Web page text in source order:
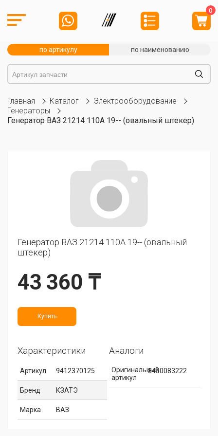
0
по артикулу по наименованию
Главная Каталог
Электрооборудование
Генераторы
Генератор ВАЗ 21214 110А 19-- (овальный штекер)
Генератор ВАЗ 21214 110А 19-- (овальный
штекер)
43 360 ₸
Купить
Характеристики
Артикул 9412370125
Бренд КЗАТЭ
Марка ВАЗ
Аналоги
Оригинальный
артикул
8450083222